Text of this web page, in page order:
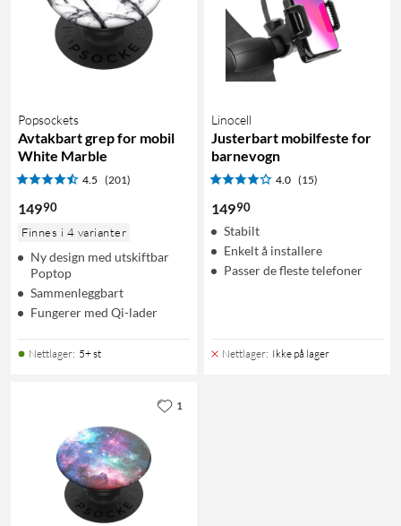
Popsockets
Avtakbart grep for mobil
White Marble
4.5 (201)
14990
Finnes i 4 varianter
Ny design med utskiftbar
Poptop
Sammenleggbart
Fungerer med Qi-lader
Nettlager: 5+ st
Linocell
Justerbart mobilfeste for
barnevogn
4.0 (15)
14990
Stabilt
Enkelt å installere
Passer de fleste telefoner
Nettlager: Ikke på lager
1